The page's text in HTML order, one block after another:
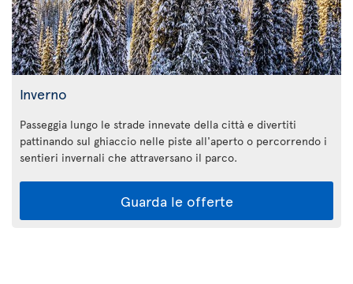
Inverno
Passeggia lungo le strade innevate della città e divertiti
pattinando sul ghiaccio nelle piste all'aperto o percorrendo i
sentieri invernali che attraversano il parco.
Guarda le offerte